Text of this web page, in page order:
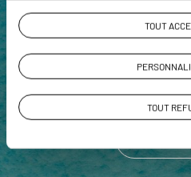
TOUT
TOUT
La playlist de votre
Les plus belles
L'album souvenirs
vous-même